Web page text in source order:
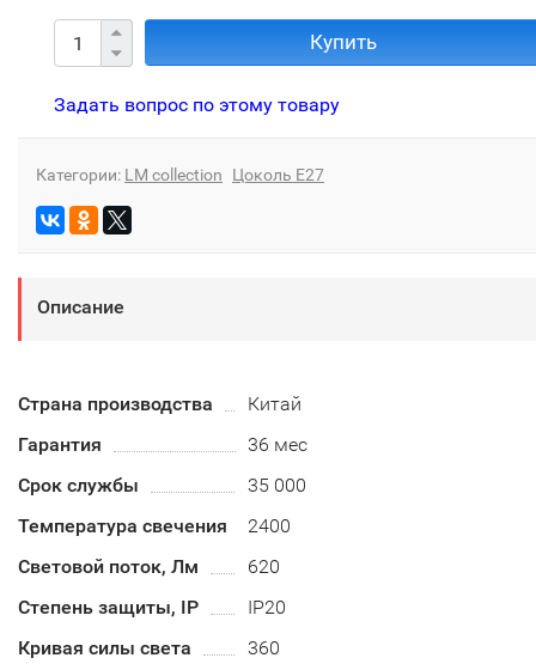
Купить
Задать вопрос по этому товару
Категории: LM collection Цоколь E27
Описание
Страна производства
Китай
Гарантия
36 мес
Срок службы
35 000
Температура свечения
2400
Световой поток, Лм
620
Степень защиты, IP
IP20
Кривая силы света
360